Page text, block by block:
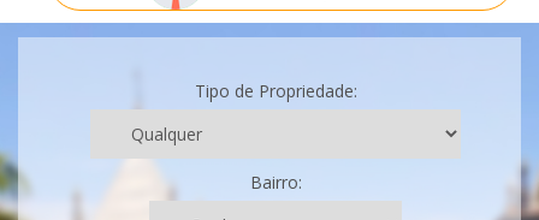
Tipo de Propriedade:
Bairro: